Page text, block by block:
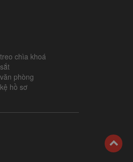
chìa khoá
phòng
hồ sơ